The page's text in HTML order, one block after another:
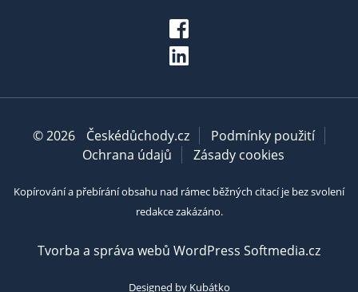
© 2026 Českédůchody.cz
Podmínky použití
Ochrana údajů
Zásady cookies
Kopírování a přebírání obsahu nad rámec běžných citací je bez svolení
redakce zakázáno.
Tvorba a správa webů WordPress Softmedia.cz
Designed by Kubátko